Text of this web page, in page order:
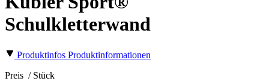
Schulkletterwand
Produktinfos Produktinformationen
Preis / Stück